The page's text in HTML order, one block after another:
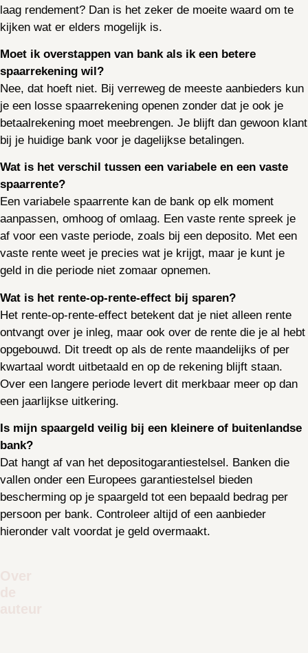
laag rendement? Dan is het zeker de moeite waard om te
kijken wat er elders mogelijk is.
Moet ik overstappen van bank als ik een betere
spaarrekening wil?
Nee, dat hoeft niet. Bij verreweg de meeste aanbieders kun
je een losse spaarrekening openen zonder dat je ook je
betaalrekening moet meebrengen. Je blijft dan gewoon klant
bij je huidige bank voor je dagelijkse betalingen.
Wat is het verschil tussen een variabele en een vaste
spaarrente?
Een variabele spaarrente kan de bank op elk moment
aanpassen, omhoog of omlaag. Een vaste rente spreek je
af voor een vaste periode, zoals bij een deposito. Met een
vaste rente weet je precies wat je krijgt, maar je kunt je
geld in die periode niet zomaar opnemen.
Wat is het rente-op-rente-effect bij sparen?
Het rente-op-rente-effect betekent dat je niet alleen rente
ontvangt over je inleg, maar ook over de rente die je al hebt
opgebouwd. Dit treedt op als de rente maandelijks of per
kwartaal wordt uitbetaald en op de rekening blijft staan.
Over een langere periode levert dit merkbaar meer op dan
een jaarlijkse uitkering.
Is mijn spaargeld veilig bij een kleinere of buitenlandse
bank?
Dat hangt af van het depositogarantiestelsel. Banken die
vallen onder een Europees garantiestelsel bieden
bescherming op je spaargeld tot een bepaald bedrag per
persoon per bank. Controleer altijd of een aanbieder
hieronder valt voordat je geld overmaakt.